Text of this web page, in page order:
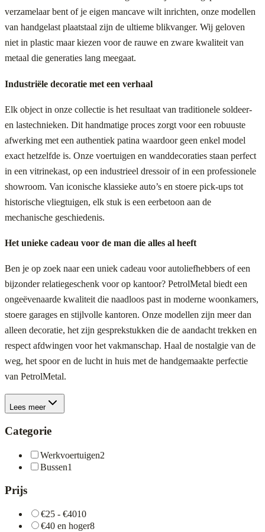
verzamelaar bent of je eigen mancave wilt inrichten, onze modellen
van handgelast plaatstaal zijn de ultieme blikvanger. Wij geloven
niet in plastic maar kiezen voor de rauwe en zware kwaliteit van
metaal die generaties lang meegaat.
Industriële decoratie met een verhaal
Elk object in onze collectie is het resultaat van traditionele soldeer-
en lastechnieken. Dit handmatige proces zorgt voor een robuuste
afwerking met een authentiek patina waardoor geen enkel model
exact hetzelfde is. Onze voertuigen en wanddecoraties staan perfect
in een vitrinekast, op een industrieel dressoir of in een professionele
showroom. Van iconische klassieke auto’s en stoere pick-ups tot
historische vliegtuigen, elk stuk is een eerbetoon aan de
mechanische geschiedenis.
Het unieke cadeau voor de man die alles al heeft
Ben je op zoek naar een uniek cadeau voor autoliefhebbers of een
bijzonder relatiegeschenk voor op kantoor? PetrolMetal biedt een
ongeëvenaarde kwaliteit die naadloos past in moderne woonkamers,
stoere garages en stijlvolle kantoren. Onze modellen zijn meer dan
alleen decoratie, het zijn gesprekstukken die de aandacht trekken en
respect afdwingen voor het vakmanschap. Haal de nostalgie van de
weg, het spoor en de lucht in huis met de handgemaakte perfectie
van PetrolMetal.
Lees meer
Categorie
Werkvoertuigen2
Bussen1
Prijs
€25 - €4010
€40 en hoger8